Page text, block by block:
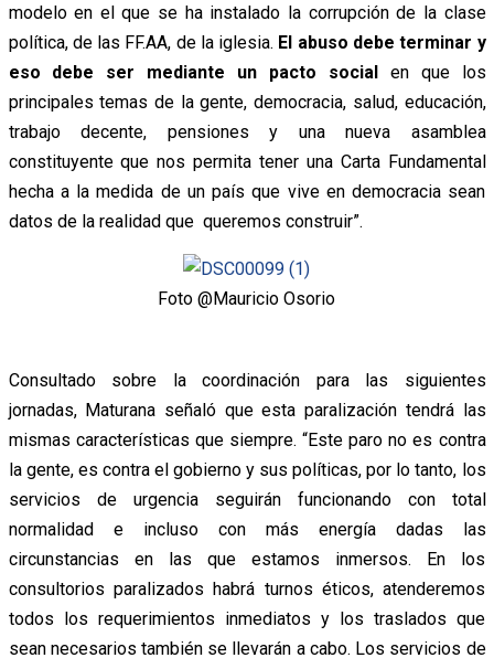
modelo en el que se ha instalado la corrupción de la clase
política, de las FF.AA, de la iglesia. El abuso debe terminar y
eso debe ser mediante un pacto socialen que los
principales temas de la gente, democracia, salud, educación,
trabajo decente, pensiones y una nueva asamblea
constituyente que nos permita tener una Carta Fundamental
hecha a la medida de un país que vive en democracia sean
datos de la realidad que queremos construir”.
Foto @Mauricio Osorio
Consultado sobre la coordinación para las siguientes
jornadas, Maturana señaló que esta paralización tendrá las
mismas características que siempre. “Este paro no es contra
la gente, es contra el gobierno y sus políticas, por lo tanto, los
servicios de urgencia seguirán funcionando con total
normalidad e incluso con más energía dadas las
circunstancias en las que estamos inmersos. En los
consultorios paralizados habrá turnos éticos, atenderemos
todos los requerimientos inmediatos y los traslados que
sean necesarios también se llevarán a cabo. Los servicios de